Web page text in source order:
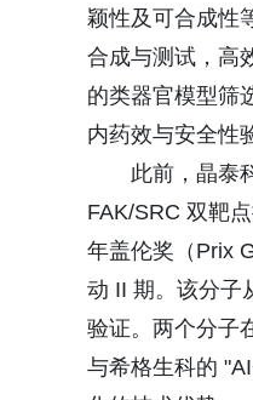
颖性及可合成性
合成与测试，高
的类器官模型筛
内药效与安全性
此前，晶泰
FAK/SRC 双靶
年盖伦奖（Prix
动 II 期。该分子
验证。两个分子
与希格生科的